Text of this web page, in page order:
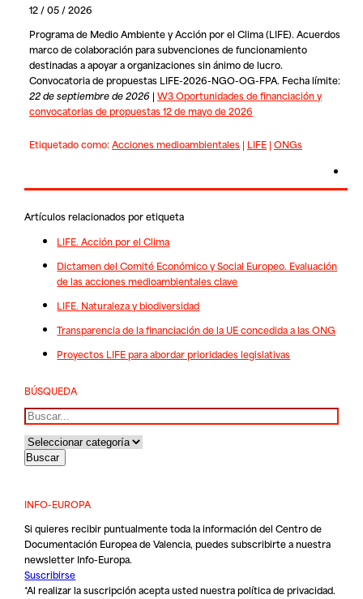
12 / 05 / 2026
Programa de Medio Ambiente y Acción por el Clima (LIFE). Acuerdos
marco de colaboración para subvenciones de funcionamiento
destinadas a apoyar a organizaciones sin ánimo de lucro.
Convocatoria de propuestas LIFE-2026-NGO-OG-FPA. Fecha límite:
22 de septiembre de 2026| W3 Oportunidades de financiación y
convocatorias de propuestas 12 de mayo de 2026
Etiquetado como:Acciones medioambientales| LIFE| ONGs
Artículos relacionados por etiqueta
LIFE. Acción por el Clima
Dictamen del Comité Económico y Social Europeo. Evaluación
de las acciones medioambientales clave
LIFE. Naturaleza y biodiversidad
Transparencia de la financiación de la UE concedida a las ONG
Proyectos LIFE para abordar prioridades legislativas
BÚSQUEDA
Buscar
INFO-EUROPA
Si quieres recibir puntualmente toda la información del Centro de
Documentación Europea de Valencia, puedes subscribirte a nuestra
newsletter Info-Europa.
Suscribirse
*Al realizar la suscripción acepta usted nuestrapolítica de privacidad.